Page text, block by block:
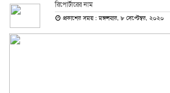
রিপোর্টারের নাম
প্রকাশের সময় : মঙ্গলবার, ৮ সেপ্টেম্বর, ২০২০